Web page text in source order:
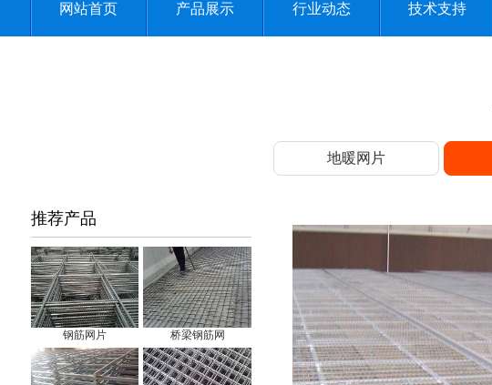
网站首页 产品展示 行业动态 技术支持
地暖网片
推荐产品
钢筋网片 桥梁钢筋网